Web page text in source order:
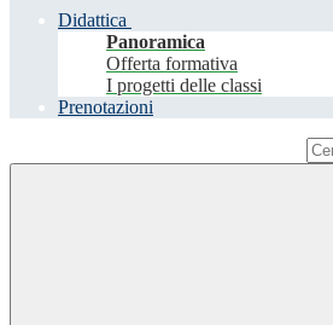
Didattica
Panoramica
Offerta formativa
I progetti delle classi
Prenotazioni